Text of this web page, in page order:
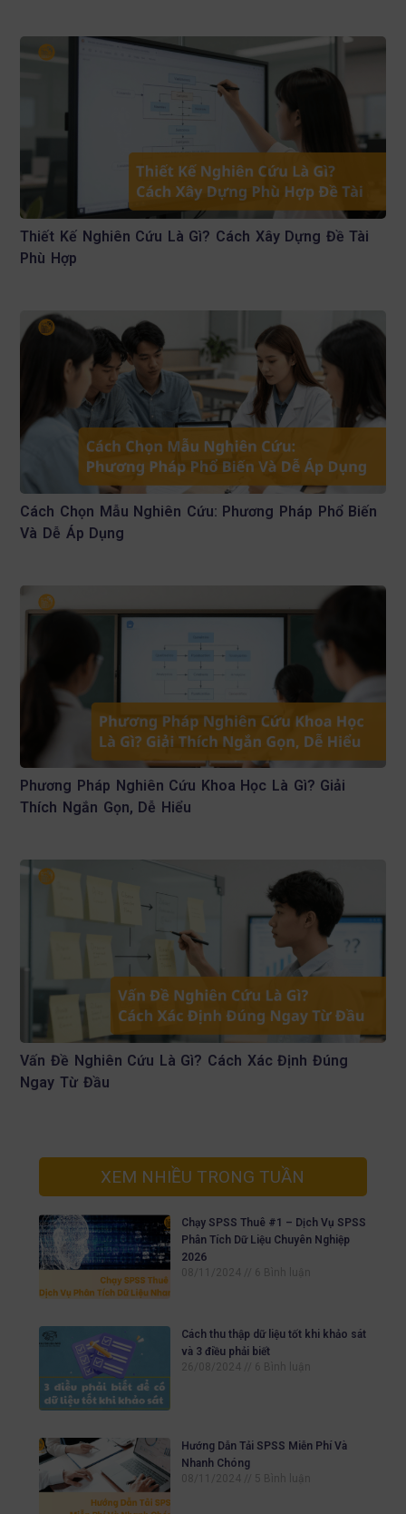
Thiết Kế Nghiên Cứu Là Gì? Cách Xây Dựng Đề Tài
Phù Hợp
Cách Chọn Mẫu Nghiên Cứu: Phương Pháp Phổ Biến
Và Dễ Áp Dụng
Phương Pháp Nghiên Cứu Khoa Học Là Gì? Giải
Thích Ngắn Gọn, Dễ Hiểu
Vấn Đề Nghiên Cứu Là Gì? Cách Xác Định Đúng
Ngay Từ Đầu
XEM NHIỀU TRONG TUẦN
Chạy SPSS Thuê #1 – Dịch Vụ SPSS
Phân Tích Dữ Liệu Chuyên Nghiệp
2026
08/11/2024
6 Bình luận
Cách thu thập dữ liệu tốt khi khảo sát
và 3 điều phải biết
26/08/2024
6 Bình luận
Hướng Dẫn Tải SPSS Miễn Phí Và
Nhanh Chóng
08/11/2024
5 Bình luận